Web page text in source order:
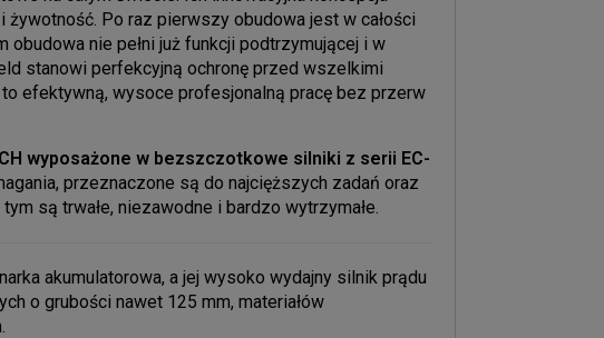
żywotność. Po raz pierwszy obudowa jest w całości
nie pełni już funkcji podtrzymującej i w
stanowi perfekcyjną ochronę przed wszelkimi
efektywną, wysoce profesjonalną pracę bez przerw
wyposażone w bezszczotkowe silniki z serii EC-
przeznaczone są do najcięższych zadań oraz
są trwałe, niezawodne i bardzo wytrzymałe.
akumulatorowa, a jej wysoko wydajny silnik prądu
o grubości nawet 125 mm, materiałów